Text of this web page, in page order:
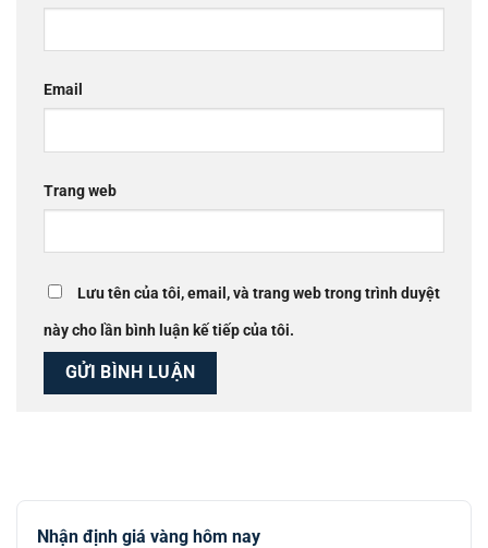
Email
Trang web
Lưu tên của tôi, email, và trang web trong trình duyệt
này cho lần bình luận kế tiếp của tôi.
Nhận định giá vàng hôm nay